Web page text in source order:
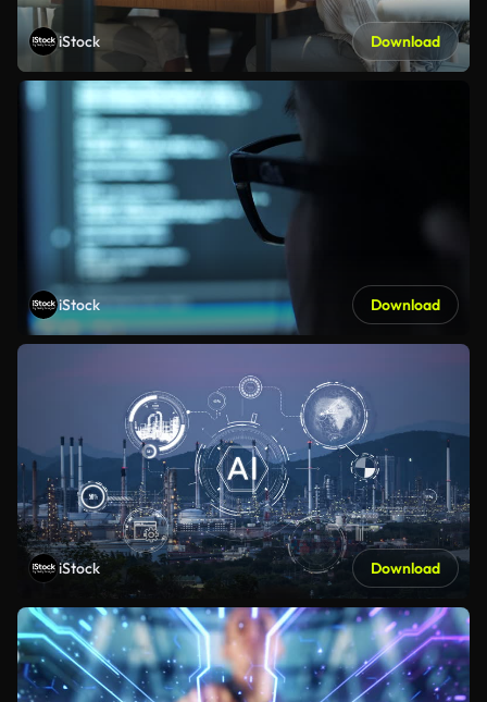
iStock Download
iStock Download
iStock Download